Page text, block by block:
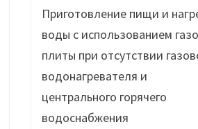
Приготовление пищи и
воды с использованием
плиты при отсутствии
водонагревателя и
центрального горячего
водоснабжения